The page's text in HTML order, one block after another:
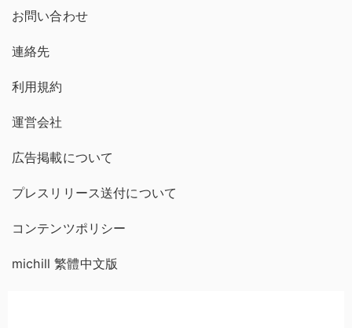
お問い合わせ
連絡先
利用規約
運営会社
広告掲載について
プレスリリース送付について
コンテンツポリシー
michill 繁體中文版